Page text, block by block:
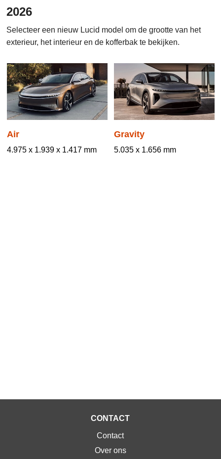
2026
Selecteer een nieuw Lucid model om de grootte van het
exterieur, het interieur en de kofferbak te bekijken.
Air
4.975 x 1.939 x 1.417 mm
Gravity
5.035 x 1.656 mm
CONTACT
Contact
Over ons